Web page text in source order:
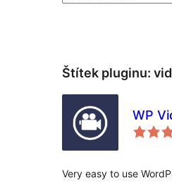
Štítek pluginu:
WP
Very easy to use